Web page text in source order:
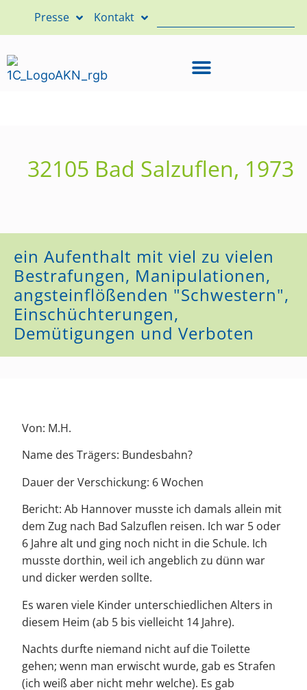
Presse Kontakt
32105 Bad Salzuflen, 1973
ein Aufenthalt mit viel zu vielen
Bestrafungen, Manipulationen,
angsteinflößenden "Schwestern",
Einschüchterungen,
Demütigungen und Verboten
Von: M.H.
Name des Trägers: Bundesbahn?
Dauer der Verschickung: 6 Wochen
Bericht: Ab Hannover musste ich damals allein mit
dem Zug nach Bad Salzuflen reisen. Ich war 5 oder
6 Jahre alt und ging noch nicht in die Schule. Ich
musste dorthin, weil ich angeblich zu dünn war
und dicker werden sollte.
Es waren viele Kinder unterschiedlichen Alters in
diesem Heim (ab 5 bis vielleicht 14 Jahre).
Nachts durfte niemand nicht auf die Toilette
gehen; wenn man erwischt wurde, gab es Strafen
(ich weiß aber nicht mehr welche). Es gab